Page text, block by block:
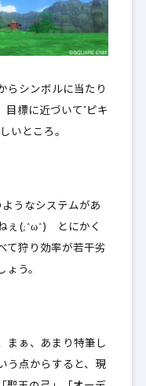
らシンボルに当たり
目標に近づいて ”ピキ
いところ。
ようなシステムがあ
ぇ(;^ω^) とにかく
て狩り効率が若干劣
ょう。
まぁ、あまり特筆し
う点からすると、現